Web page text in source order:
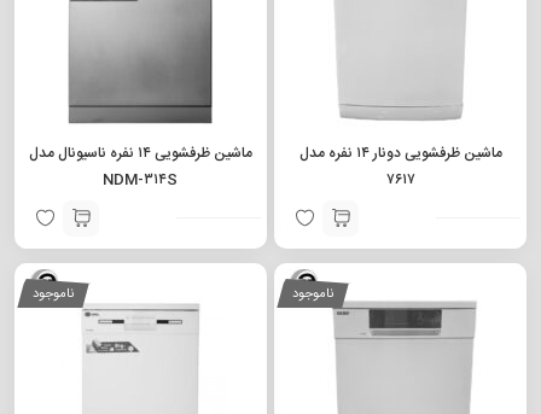
ماشین ظرفشویی دونار ۱۴ نفره مدل
۷۶۱۷
ماشین ظرفشویی ۱۴ نفره ناسیونال مدل
NDM-۳۱۴S
ناموجود ناموجود